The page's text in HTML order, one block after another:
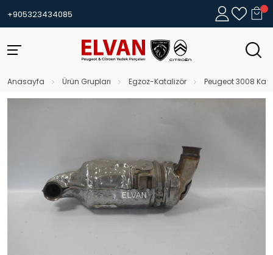
+905323434085
Anasayfa Ürün Grupları Egzoz-Katalizör Peugeot 3008